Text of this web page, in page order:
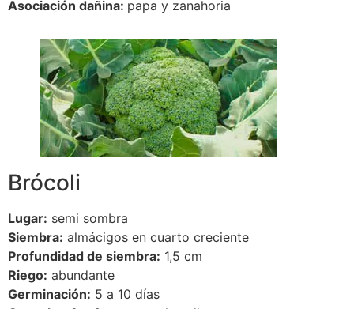
Asociación dañina: papa y zanahoria
Brócoli
Lugar: semi sombra
Siembra: almácigos en cuarto creciente
Profundidad de siembra: 1,5 cm
Riego: abundante
Germinación: 5 a 10 días